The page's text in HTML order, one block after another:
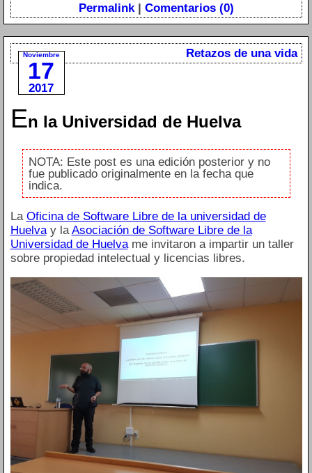
Permalink| Comentarios (0)
Noviembre
17
2017
Retazos de una vida
En la Universidad de Huelva
NOTA: Este post es una edición posterior y no
fue publicado originalmente en la fecha que
indica.
La Oficina de Software Libre de la universidad de
Huelvay laAsociación de Software Libre de la
Universidad de Huelvame invitaron a impartir un taller
sobre propiedad intelectual y licencias libres.